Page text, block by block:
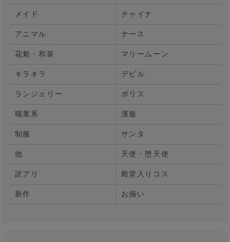
メイド
チャイナ
アニマル
ナース
花魁・和装
マリームーン
キラキラ
デビル
ランジェリー
ポリス
職業系
漢服
制服
サンタ
他
天使・堕天使
訳アリ
殿堂入りコス
新作
お揃い